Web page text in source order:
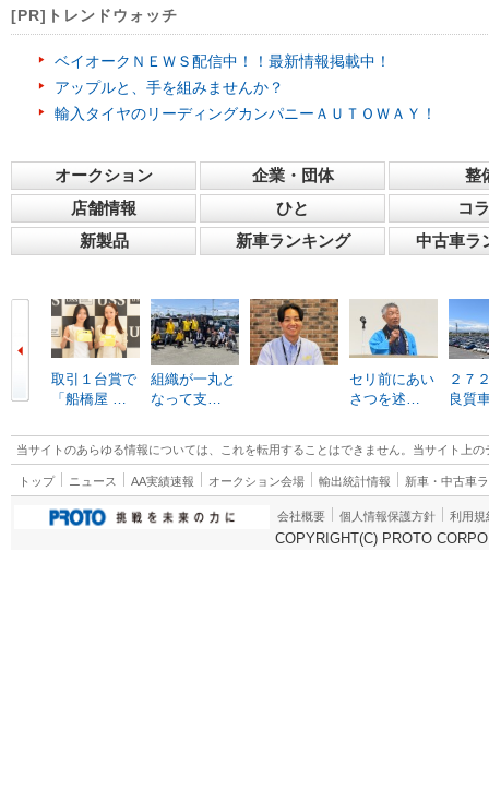
[PR]トレンドウォッチ
ベイオークＮＥＷＳ配信中！！最新情報掲載中！
アップルと、手を組みませんか？
輸入タイヤのリーディングカンパニーＡＵＴＯＷＡＹ！
オークション 企業・団体
整
店舗情報
ひと
コ
新製品
新車ランキング 中古車ラ
取引１台賞で
「船橋屋 …
組織が一丸と
なって支…
セリ前にあい
さつを述…
２７
良質
当サイトのあらゆる情報については、これを転用することはできません。当サイト上
トップ ニュース AA実績速報 オークション会場 輸出統計情報 新車・中古車
会社概要 個人情報保護方針 利用規
COPYRIGHT(C) PROTO